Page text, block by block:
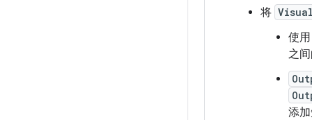
将
使
之
添